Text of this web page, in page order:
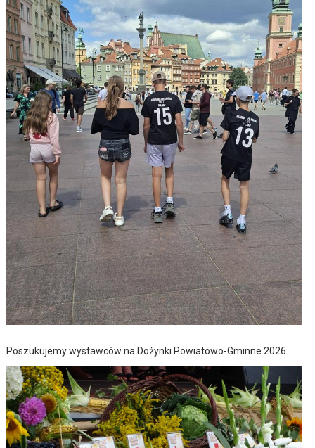
Poszukujemy wystawców na Dożynki Powiatowo-Gminne 2026